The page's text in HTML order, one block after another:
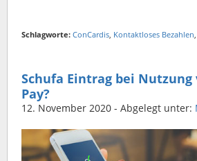
Schlagworte: ConCardis, Kontaktloses Bezahlen,
Schufa Eintrag bei Nutzung
Pay?
12. November 2020 - Abgelegt unter: